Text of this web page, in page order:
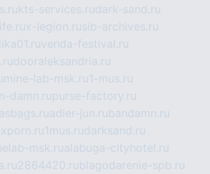
kts-services.rudark-sand.ru
x-legion.rusib-archives.ru
venda-festival.ru
dooraleksandria.ru
mine-lab-msk.ru1-mus.ru
damn.rupurse-factory.ru
adler-jun.rubandamn.ru
1mus.rudarksand.ru
msk.rualabuga-cityhotel.ru
2864420.rublagodarenie-spb.ru